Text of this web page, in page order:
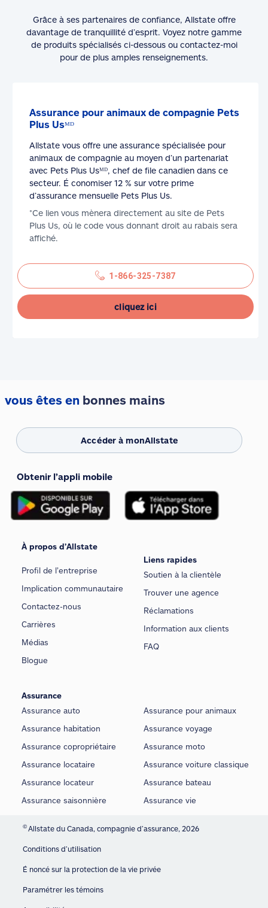
Grâce à ses partenaires de confiance, Allstate offre
davantage de tranquillité d’esprit. Voyez notre gamme
de produits spécialisés ci-dessous ou contactez-moi
pour de plus amples renseignements.
Assurance pour animaux de compagnie Pets
Plus Usᴹᴰ
Allstate vous offre une assurance spécialisée pour
animaux de compagnie au moyen d’un partenariat
avec Pets Plus Usᴹᴰ, chef de file canadien dans ce
secteur. É conomiser 12 % sur votre prime
d’assurance mensuelle Pets Plus Us.
*Ce lien vous mènera directement au site de Pets
Plus Us, où le code vous donnant droit au rabais sera
affiché.
1-866-325-7387
cliquez ici
vous êtes en bonnes mains
Accéder à monAllstate
Obtenir l’appli mobile
À propos d’Allstate
Profil de l’entreprise
Implication communautaire
Contactez-nous
Carrières
Médias
Blogue
Liens rapides
Soutien à la clientèle
Trouver une agence
Réclamations
Information aux clients
FAQ
Assurance
Assurance auto
Assurance habitation
Assurance copropriétaire
Assurance locataire
Assurance locateur
Assurance saisonnière
Assurance pour animaux
Assurance voyage
Assurance moto
Assurance voiture classique
Assurance bateau
Assurance vie
©Allstate du Canada, compagnie d’assurance, 2026
Conditions d’utilisation
É noncé sur la protection de la vie privée
Paramétrer les témoins